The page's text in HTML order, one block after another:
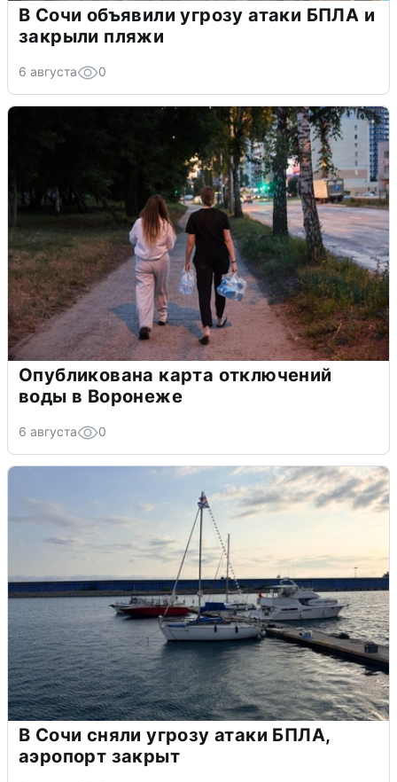
В Сочи объявили угрозу атаки БПЛА и
закрыли пляжи
6 августа 0
Опубликована карта отключений
воды в Воронеже
6 августа 0
В Сочи сняли угрозу атаки БПЛА,
аэропорт закрыт